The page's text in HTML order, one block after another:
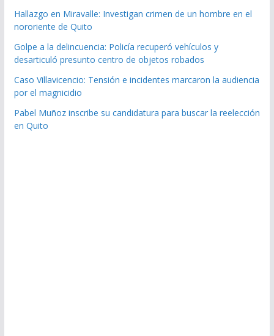
Hallazgo en Miravalle: Investigan crimen de un hombre en el
nororiente de Quito
Golpe a la delincuencia: Policía recuperó vehículos y
desarticuló presunto centro de objetos robados
Caso Villavicencio: Tensión e incidentes marcaron la audiencia
por el magnicidio
Pabel Muñoz inscribe su candidatura para buscar la reelección
en Quito